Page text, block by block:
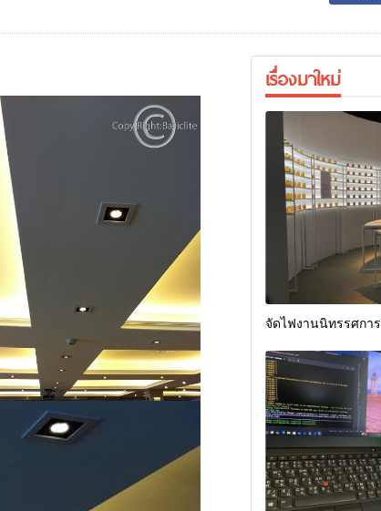
เรื่องมาใหม่
จัดไฟงานนิทรรศกา